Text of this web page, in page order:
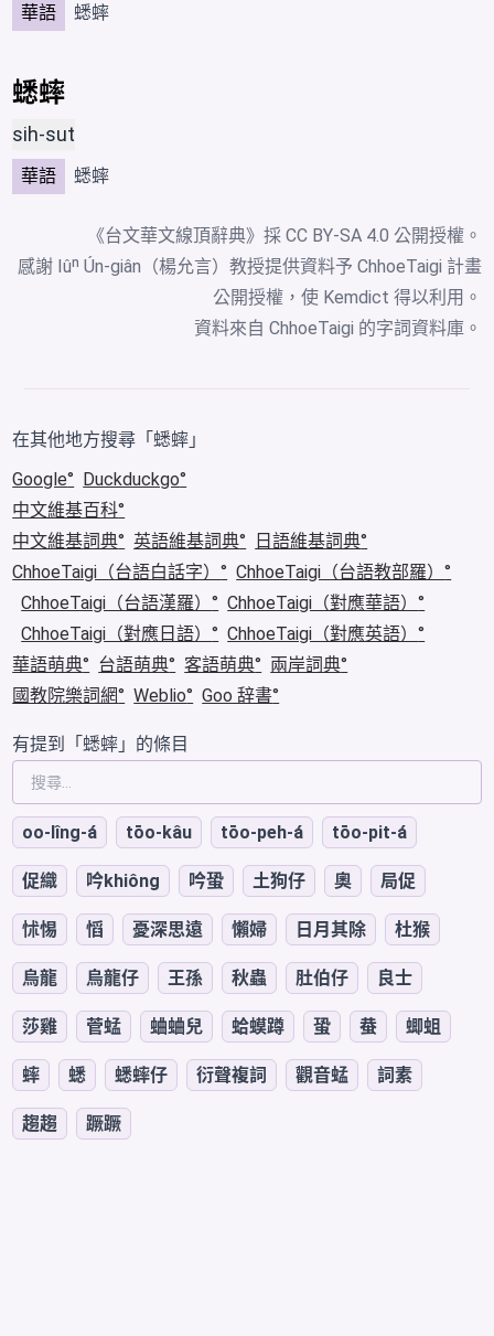
華語 蟋蟀
蟋蟀
sih-sut
華語 蟋蟀
《台文華文線頂辭典》採 CC BY-SA 4.0 公開授權。
感謝 Iûⁿ Ún-giân（楊允言）教授提供資料予 ChhoeTaigi 計畫
公開授權，使 Kemdict 得以利用。
資料來自 ChhoeTaigi 的字詞資料庫。
在其他地方搜尋「蟋蟀」
Google
Duckduckgo
中文維基百科
中文維基詞典
英語維基詞典
日語維基詞典
ChhoeTaigi（台語白話字）
ChhoeTaigi（台語教部羅）
ChhoeTaigi（台語漢羅）
ChhoeTaigi（對應華語）
ChhoeTaigi（對應日語）
ChhoeTaigi（對應英語）
華語萌典
台語萌典 客語萌典
兩岸詞典
國教院樂詞網
Weblio Goo 辞書
有提到「蟋蟀」的條目
oo-lîng-á tōo-kâu tōo-peh-á tōo-pit-á
促織 吟khiông 吟蛩 土狗仔 奧 局促
怵惕 慆 憂深思遠 懶婦 日月其除 杜猴
烏龍 烏龍仔 王孫 秋蟲 肚伯仔 良士
莎雞 菅蜢 蛐蛐兒 蛤蟆蹲 蛩 蛬 蝍蛆
蟀 蟋 蟋蟀仔 衍聲複詞 觀音蜢 詞素
趨趨 蹶蹶